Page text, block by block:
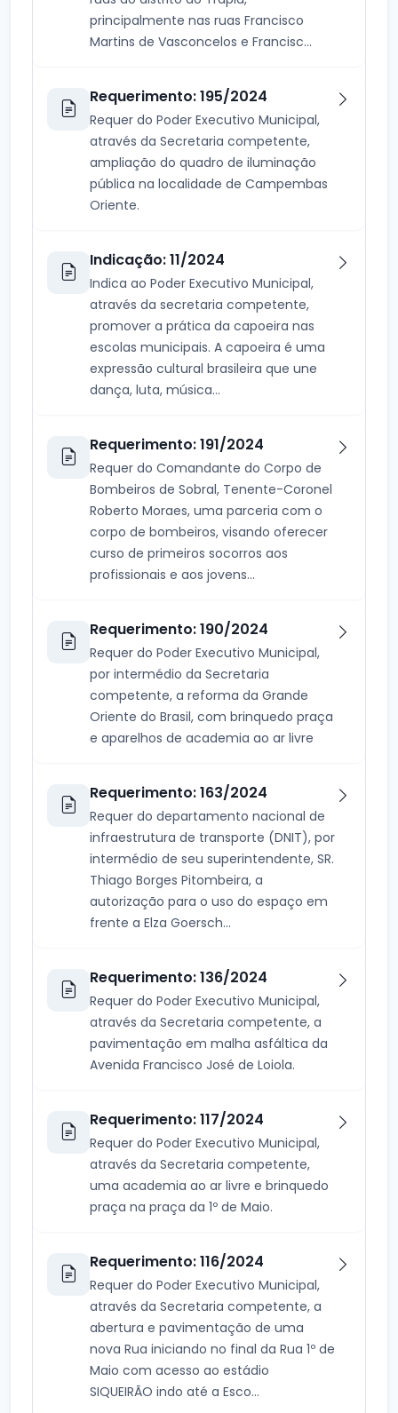
principalmente nas ruas Francisco
Martins de Vasconcelos e Francisc...
Requerimento: 195/2024
Requer do Poder Executivo Municipal,
através da Secretaria competente,
ampliação do quadro de iluminação
pública na localidade de Campembas
Oriente.
Indicação: 11/2024
Indica ao Poder Executivo Municipal,
através da secretaria competente,
promover a prática da capoeira nas
escolas municipais. A capoeira é uma
expressão cultural brasileira que une
dança, luta, música...
Requerimento: 191/2024
Requer do Comandante do Corpo de
Bombeiros de Sobral, Tenente-Coronel
Roberto Moraes, uma parceria com o
corpo de bombeiros, visando oferecer
curso de primeiros socorros aos
profissionais e aos jovens...
Requerimento: 190/2024
Requer do Poder Executivo Municipal,
por intermédio da Secretaria
competente, a reforma da Grande
Oriente do Brasil, com brinquedo praça
e aparelhos de academia ao ar livre
Requerimento: 163/2024
Requer do departamento nacional de
infraestrutura de transporte (DNIT), por
intermédio de seu superintendente, SR.
Thiago Borges Pitombeira, a
autorização para o uso do espaço em
frente a Elza Goersch...
Requerimento: 136/2024
Requer do Poder Executivo Municipal,
através da Secretaria competente, a
pavimentação em malha asfáltica da
Avenida Francisco José de Loiola.
Requerimento: 117/2024
Requer do Poder Executivo Municipal,
através da Secretaria competente,
uma academia ao ar livre e brinquedo
praça na praça da 1º de Maio.
Requerimento: 116/2024
Requer do Poder Executivo Municipal,
através da Secretaria competente, a
abertura e pavimentação de uma
nova Rua iniciando no final da Rua 1º de
Maio com acesso ao estádio
SIQUEIRÃO indo até a Esco...